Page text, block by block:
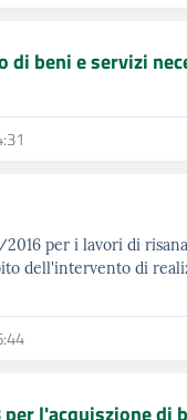
beni e servizi
per i lavori di
dell'intervento di
l'acquiszione di